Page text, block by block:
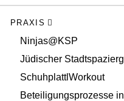
PRAXIS
Ninjas@KSP
Jüdischer
SchuhplattlWorkout
Beteiligungsprozesse